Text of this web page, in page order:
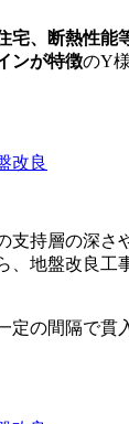
宅、断熱性能
ンが特徴のY
支持層の深さ
、地盤改良工
定の間隔で貫